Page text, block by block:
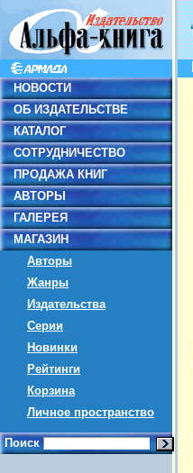
НОВОСТИ
ОБ ИЗДАТЕЛЬСТВЕ
КАТАЛОГ
СОТРУДНИЧЕСТВО
ПРОДАЖА КНИГ
АВТОРЫ
ГАЛЕРЕЯ
МАГАЗИН
Авторы
Жанры
Издательства
Серии
Новинки
Рейтинги
Корзина
Личное пространство
Поиск